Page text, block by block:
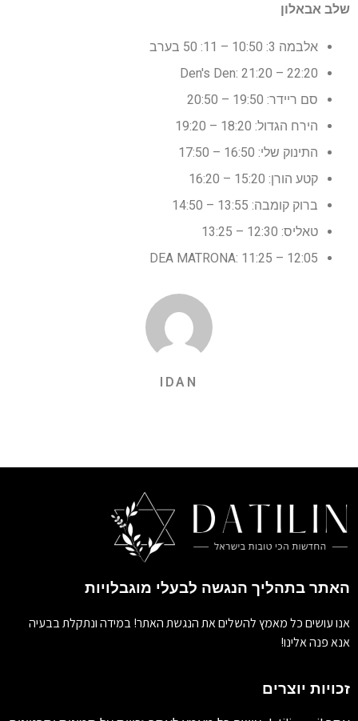
שלב אבאלון
אלבמה 3: 10:50 – 11: 50 בערב
Den's Den: 21:20 – 22:20
סם ריידר: 19:50 – 20:50
הירח הגדול: 18:20 – 19:20
התינוק שלי: 16:50 – 17:50
קטע הורן: 15:20 – 16:20
ברוק קומבה: 13:55 – 14:50
טאליס: 12:30 – 13:25
DEA MATRONA: 11:25 – 12:05
IDAN
האתר בתהליך הנגשה לבעלי מוגבלויות
אנו עושים כל מאמץ להשלים את הנגשת האתר! במידה ונתקלת בבעיה
אנא פנה אלינו!
זכויות יוצרים